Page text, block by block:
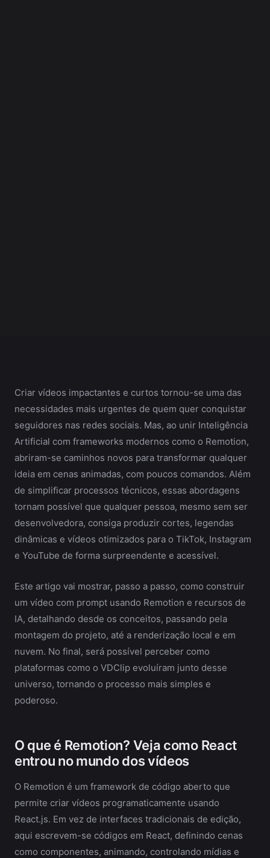
Criar vídeos impactantes e curtos tornou-se uma das
necessidades mais urgentes de quem quer conquistar
seguidores nas redes sociais. Mas, ao unir Inteligência
Artificial com frameworks modernos como o Remotion,
abriram-se caminhos novos para transformar qualquer
ideia em cenas animadas, com poucos comandos. Além
de simplificar processos técnicos, essas abordagens
tornam possível que qualquer pessoa, mesmo sem ser
desenvolvedora, consiga produzir cortes, legendas
dinâmicas e vídeos otimizados para o TikTok, Instagram
e YouTube de forma surpreendente e acessível.
Este artigo vai mostrar, passo a passo, como construir
um vídeo com prompt usando Remotion e recursos de
IA, detalhando desde os conceitos, passando pela
montagem do projeto, até a renderização local e em
nuvem. No final, será possível perceber como
plataformas como o VDClip evoluíram junto desse
universo, tornando o processo mais simples e
poderoso.
O que é Remotion? Veja como React
entrou no mundo dos vídeos
O Remotion é um framework de código aberto que
permite criar vídeos programaticamente usando
React.js. Em vez de interfaces tradicionais de edição,
aqui escrevem-se códigos em React, definindo cenas
como componentes, animando, controlando mídias e